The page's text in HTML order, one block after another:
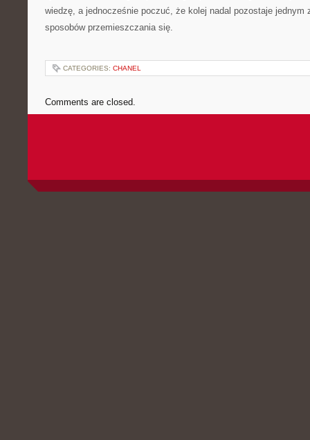
wiedzę, a jednocześnie poczuć, że kolej nadal pozostaje jednym
sposobów przemieszczania się.
CATEGORIES: CHANEL
Comments are closed.